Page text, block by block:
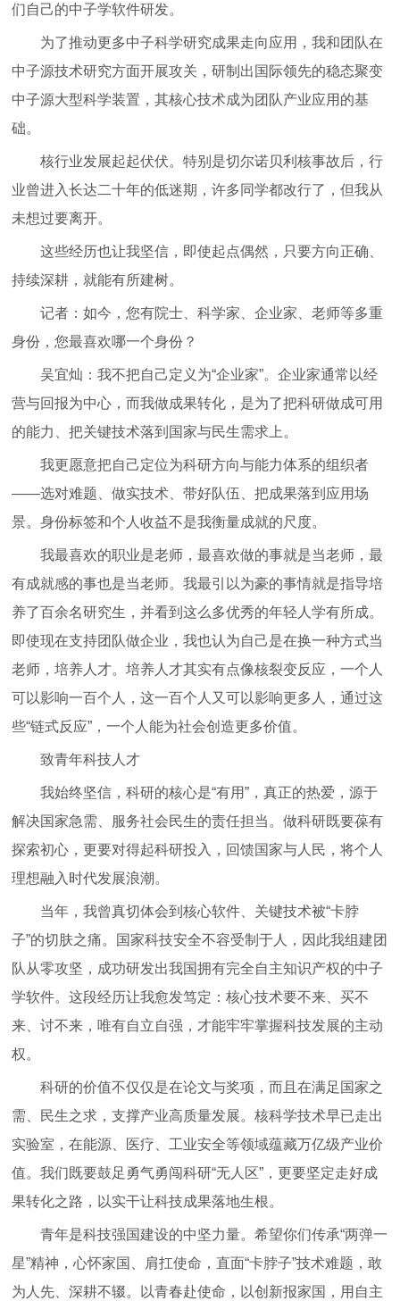
们自己的中子学软件研发。
为了推动更多中子科学研究成果走向应用，我和团队在
中子源技术研究方面开展攻关，研制出国际领先的稳态聚变
中子源大型科学装置，其核心技术成为团队产业应用的基
础。
核行业发展起起伏伏。特别是切尔诺贝利核事故后，行
业曾进入长达二十年的低迷期，许多同学都改行了，但我从
未想过要离开。
这些经历也让我坚信，即使起点偶然，只要方向正确、
持续深耕，就能有所建树。
记者：如今，您有院士、科学家、企业家、老师等多重
身份，您最喜欢哪一个身份？
吴宜灿：我不把自己定义为“企业家”。企业家通常以经
营与回报为中心，而我做成果转化，是为了把科研做成可用
的能力、把关键技术落到国家与民生需求上。
我更愿意把自己定位为科研方向与能力体系的组织者
——选对难题、做实技术、带好队伍、把成果落到应用场
景。身份标签和个人收益不是我衡量成就的尺度。
我最喜欢的职业是老师，最喜欢做的事就是当老师，最
有成就感的事也是当老师。我最引以为豪的事情就是指导培
养了百余名研究生，并看到这么多优秀的年轻人学有所成。
即使现在支持团队做企业，我也认为自己是在换一种方式当
老师，培养人才。培养人才其实有点像核裂变反应，一个人
可以影响一百个人，这一百个人又可以影响更多人，通过这
些“链式反应”，一个人能为社会创造更多价值。
致青年科技人才
我始终坚信，科研的核心是“有用”，真正的热爱，源于
解决国家急需、服务社会民生的责任担当。做科研既要葆有
探索初心，更要对得起科研投入，回馈国家与人民，将个人
理想融入时代发展浪潮。
当年，我曾真切体会到核心软件、关键技术被“卡脖
子”的切肤之痛。国家科技安全不容受制于人，因此我组建团
队从零攻坚，成功研发出我国拥有完全自主知识产权的中子
学软件。这段经历让我愈发笃定：核心技术要不来、买不
来、讨不来，唯有自立自强，才能牢牢掌握科技发展的主动
权。
科研的价值不仅仅是在论文与奖项，而且在满足国家之
需、民生之求，支撑产业高质量发展。核科学技术早已走出
实验室，在能源、医疗、工业安全等领域蕴藏万亿级产业价
值。我们既要鼓足勇气勇闯科研“无人区”，更要坚定走好成
果转化之路，以实干让科技成果落地生根。
青年是科技强国建设的中坚力量。希望你们传承“两弹一
星”精神，心怀家国、肩扛使命，直面“卡脖子”技术难题，敢
为人先、深耕不辍。以青春赴使命，以创新报家国，用自主